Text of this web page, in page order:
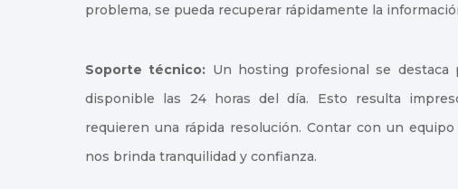
problema, se pueda recuperar rápidamente la
Soporte técnico: Un hosting profesional se
disponible las 24 horas del día. Esto resulta
requieren una rápida resolución. Contar con un
nos brinda tranquilidad y confianza.